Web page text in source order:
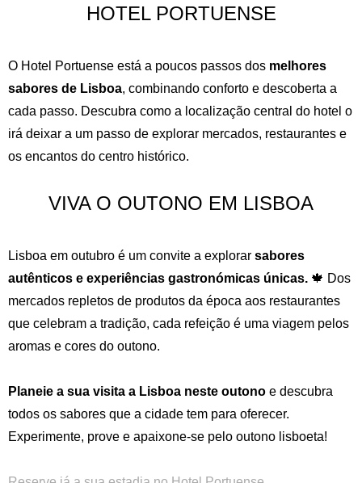
HOTEL PORTUENSE
O Hotel Portuense está a poucos passos dos melhores
sabores de Lisboa, combinando conforto e descoberta a
cada passo. Descubra como a localização central do hotel o
irá deixar a um passo de explorar mercados, restaurantes e
os encantos do centro histórico.
VIVA O OUTONO EM LISBOA
Lisboa em outubro é um convite a explorar sabores
autênticos e experiências gastronómicas únicas. 🍁 Dos
mercados repletos de produtos da época aos restaurantes
que celebram a tradição, cada refeição é uma viagem pelos
aromas e cores do outono.
Planeie a sua visita a Lisboa neste outono e descubra
todos os sabores que a cidade tem para oferecer.
Experimente, prove e apaixone-se pelo outono lisboeta!